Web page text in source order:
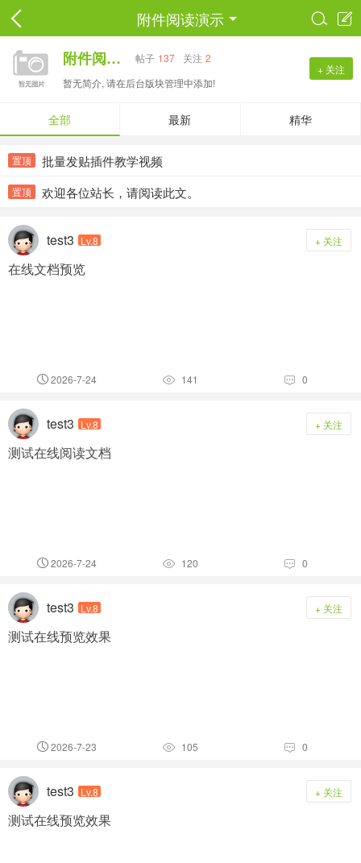
附件阅读演示 

附件阅读演示 帖子 137 关注 2
暂无简介, 请在后台版块管理中添加!
+ 关注
全部 最新 精华
置顶 批量发贴插件教学视频
置顶 欢迎各位站长，请阅读此文。
test3 Lv.8 + 关注
在线文档预览
 2026-7-24  141  0
test3 Lv.8 + 关注
测试在线阅读文档
 2026-7-24  120  0
test3 Lv.8 + 关注
测试在线预览效果
 2026-7-23  105  0
test3 Lv.8 + 关注
测试在线预览效果